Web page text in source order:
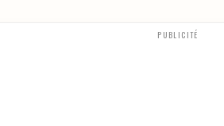
PUBLICITÉ